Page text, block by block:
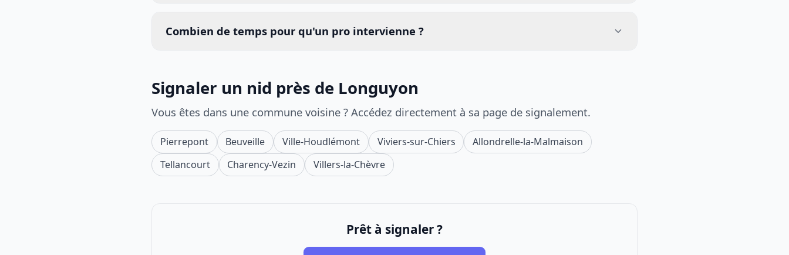
Combien de temps pour qu'un pro intervienne ?
Signaler un nid près de Longuyon
Vous êtes dans une commune voisine ? Accédez directement à sa page de signalement.
Pierrepont Beuveille Ville-Houdlémont Viviers-sur-Chiers
Allondrelle-la-Malmaison
Tellancourt
Charency-Vezin Villers-la-Chèvre
Prêt à signaler ?